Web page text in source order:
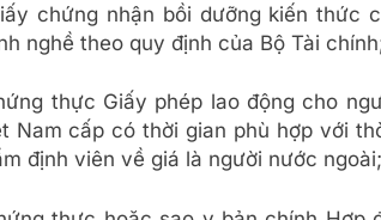
chứng nhận bồi dưỡng kiến thức
nghề theo quy định của Bộ Tài
thực Giấy phép lao động cho
Nam cấp có thời gian phù hợp với
định viên về giá là người nước ngoài;